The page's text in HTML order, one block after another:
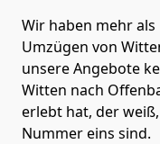
Wir haben mehr als
Umzügen von
unsere Angebote
Witten nach
erlebt hat, der
Nummer eins sind.